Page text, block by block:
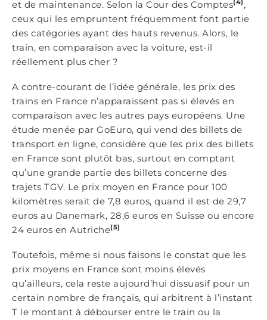
et de maintenance. Selon la Cour des Comptes(4) ,
ceux qui les empruntent fréquemment font partie
des catégories ayant des hauts revenus. Alors, le
train, en comparaison avec la voiture, est-il
réellement plus cher ?
A contre-courant de l’idée générale, les prix des
trains en France n’apparaissent pas si élevés en
comparaison avec les autres pays européens. Une
étude menée par GoEuro, qui vend des billets de
transport en ligne, considère que les prix des billets
en France sont plutôt bas, surtout en comptant
qu’une grande partie des billets concerne des
trajets TGV. Le prix moyen en France pour 100
kilomètres serait de 7,8 euros, quand il est de 29,7
euros au Danemark, 28,6 euros en Suisse ou encore
24 euros en Autriche(5)
Toutefois, même si nous faisons le constat que les
prix moyens en France sont moins élevés
qu’ailleurs, cela reste aujourd’hui dissuasif pour un
certain nombre de français, qui arbitrent à l’instant
T le montant à débourser entre le train ou la